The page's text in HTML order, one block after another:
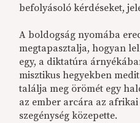
befolyásoló kérdéseket,
A boldogság nyomába
megtapasztalja, hogyan
egy, a diktatúra
misztikus hegyekben
találja meg örömét egy
az ember arcára az
szegénység közepette.